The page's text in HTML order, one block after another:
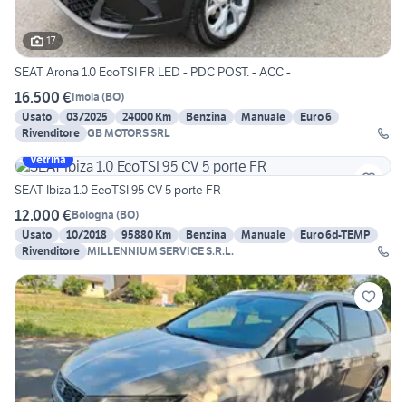
17
SEAT Arona 1.0 EcoTSI FR LED - PDC POST. - ACC -
16.500 €Imola (BO)
Usato
03/2025 24000 Km Benzina Manuale
Euro 6
Rivenditore GB MOTORS SRL
Vetrina
SEAT Ibiza 1.0 EcoTSI 95 CV 5 porte FR
12.000 €Bologna (BO)
Usato
10/2018 95880 Km Benzina Manuale
Euro 6d-TEMP
Rivenditore MILLENNIUM SERVICE S.R.L.